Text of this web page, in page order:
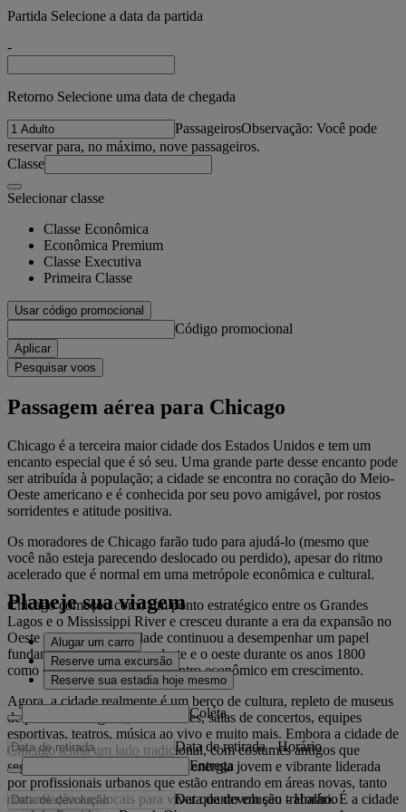
Partida Selecione a data da partida
-
Retorno Selecione uma data de chegada
PassageirosObservação: Você pode
reservar para, no máximo, nove passageiros.
Classe
Selecionar classe
Classe Econômica
Econômica Premium
Classe Executiva
Primeira Classe
Usar código promocional
Código promocional
Aplicar
Pesquisar voos
Passagem aérea para Chicago
Chicago é a terceira maior cidade dos Estados Unidos e tem um
encanto especial que é só seu. Uma grande parte desse encanto pode
ser atribuída à população; a cidade se encontra no coração do Meio-
Oeste americano e é conhecida por seu povo amigável, por rostos
sorridentes e atitude positiva.
Os moradores de Chicago farão tudo para ajudá-lo (mesmo que
você não esteja parecendo deslocado ou perdido), apesar do ritmo
acelerado que é normal em uma metrópole econômica e cultural.
Chicago começou como um ponto estratégico entre os Grandes
Lagos e o Mississippi River e cresceu durante a era da expansão no
Oeste Americano. A cidade continuou a desempenhar um papel
fundamental conectando o leste e o oeste durante os anos 1800
como um eixo ferroviário e centro econômico em crescimento.
Agora, a cidade realmente é um berço de cultura, repleto de museus
de primeira categoria, restaurantes, salas de concertos, equipes
esportivas, teatros, música ao vivo e muito mais. Embora a cidade de
Chicago tenha um lado tradicional, com costumes antigos que
seguem firmes, há também uma energia jovem e vibrante liderada
por profissionais urbanos que estão entrando em áreas novas, tanto
com relação aos locais para viver quanto em seu trabalho. É a cidade
Planeje sua viagem
Alugar um carro
Reserve uma excursão
Reserve sua estadia hoje mesmo
Coleta
Data de retirada - Horário
Entrega
Data de devolução - Horário